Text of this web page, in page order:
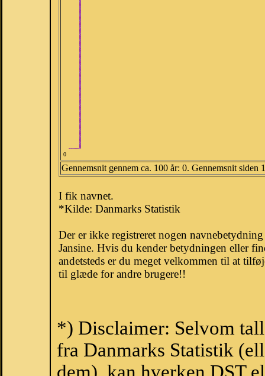
0
Gennemsnit gennem ca. 100 år: 0. Gennemsnit siden
I fik navnet.
*Kilde: Danmarks Statistik
Der er ikke registreret nogen
Jansine. Hvis du kender betydningen eller
andetsteds er du meget velkommen til at
til glæde for andre brugere!!
*) Disclaimer: Selvom
fra Danmarks Statistik